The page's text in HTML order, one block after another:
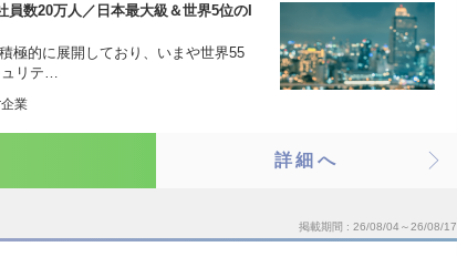
数20万人／日本最大級＆世界5位のI
極的に展開しており、いまや世界55
リテ…
業
詳細へ
掲載期間 26/08/04～26/08/17